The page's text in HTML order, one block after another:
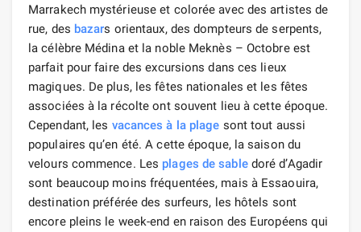
Marrakech mystérieuse et colorée avec des artistes de
rue, des bazars orientaux, des dompteurs de serpents,
la célèbre Médina et la noble Meknès – Octobre est
parfait pour faire des excursions dans ces lieux
magiques. De plus, les fêtes nationales et les fêtes
associées à la récolte ont souvent lieu à cette époque.
Cependant, les vacances à la plage sont tout aussi
populaires qu’en été. A cette époque, la saison du
velours commence. Les plages de sabledoré d’Agadir
sont beaucoup moins fréquentées, mais à Essaouira,
destination préférée des surfeurs, les hôtels sont
encore pleins le week-end en raison des Européens qui